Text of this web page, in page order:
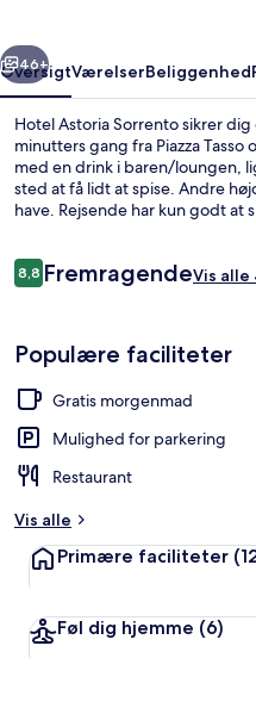
Næste
46+
OversigtVærelserBeliggenhed
Hotel Astoria Sorrento sikrer
minutters gang fra Piazza Tasso
med en drink i baren/loungen,
sted at få lidt at spise. Andre
have. Rejsende har kun godt
Anmeldelser
8,88,8 ud af 10.
FremragendeVis
Populære faciliteter
Gratis morgenmad
Mulighed for parkering
Restaurant
Vis alle
Primære faciliteter
Føl dig hjemme (6)